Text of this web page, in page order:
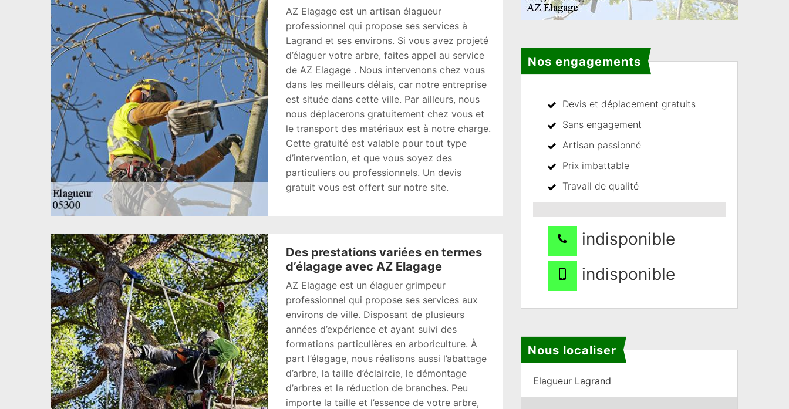
AZ Elagage est un artisan élagueur
professionnel qui propose ses services à
Lagrand et ses environs. Si vous avez projeté
d’élaguer votre arbre, faites appel au service
de AZ Elagage . Nous intervenons chez vous
dans les meilleurs délais, car notre entreprise
est située dans cette ville. Par ailleurs, nous
nous déplacerons gratuitement chez vous et
le transport des matériaux est à notre charge.
Cette gratuité est valable pour tout type
d’intervention, et que vous soyez des
particuliers ou professionnels. Un devis
gratuit vous est offert sur notre site.
Des prestations variées en termes
d’élagage avec AZ Elagage
AZ Elagage est un élaguer grimpeur
professionnel qui propose ses services aux
environs de ville. Disposant de plusieurs
années d’expérience et ayant suivi des
formations particulières en arboriculture. À
part l’élagage, nous réalisons aussi l’abattage
d’arbre, la taille d’éclaircie, le démontage
d’arbres et la réduction de branches. Peu
importe la taille et l’essence de votre arbre,
Nos engagements
Devis et déplacement gratuits
Sans engagement
Artisan passionné
Prix imbattable
Travail de qualité
indisponible
indisponible
Nous localiser
Elagueur Lagrand